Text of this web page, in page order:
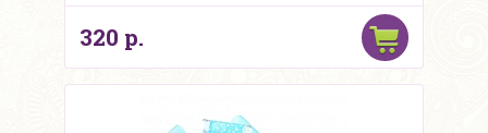
320 р.